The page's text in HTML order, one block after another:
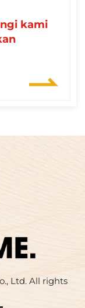
kami
Ltd. All rights